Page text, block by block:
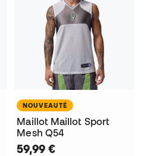
NOUVEAUTÉ
Maillot Maillot Sport
Mesh Q54
59,99 €